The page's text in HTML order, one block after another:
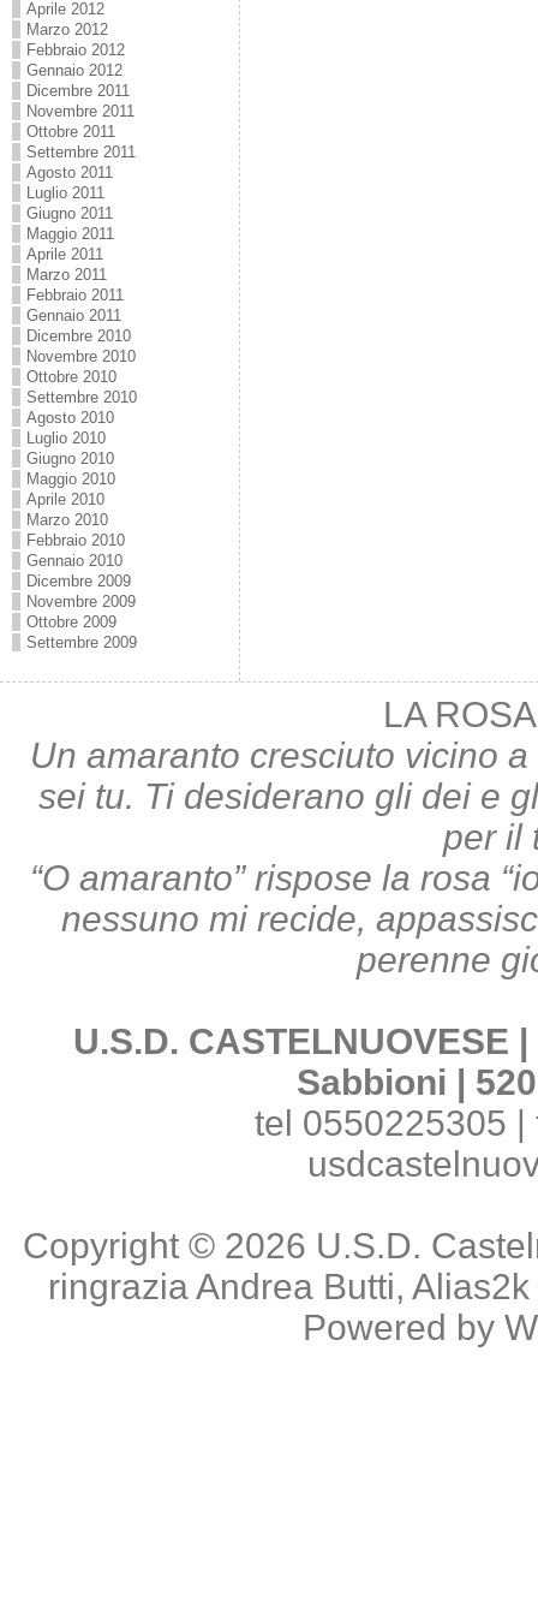
Aprile 2012
Marzo 2012
Febbraio 2012
Gennaio 2012
Dicembre 2011
Novembre 2011
Ottobre 2011
Settembre 2011
Agosto 2011
Luglio 2011
Giugno 2011
Maggio 2011
Aprile 2011
Marzo 2011
Febbraio 2011
Gennaio 2011
Dicembre 2010
Novembre 2010
Ottobre 2010
Settembre 2010
Agosto 2010
Luglio 2010
Giugno 2010
Maggio 2010
Aprile 2010
Marzo 2010
Febbraio 2010
Gennaio 2010
Dicembre 2009
Novembre 2009
Ottobre 2009
Settembre 2009
LA
Un amaranto cresciuto vicino
sei tu. Ti desiderano gli dei e
per il
“O amaranto” rispose la rosa
nessuno mi recide,
perenne
U.S.D.
Sabbioni |
tel 0550225305
Copyright © 2026 U.S.D.
ringraziaAndrea Butti, Alias2k
Powered by